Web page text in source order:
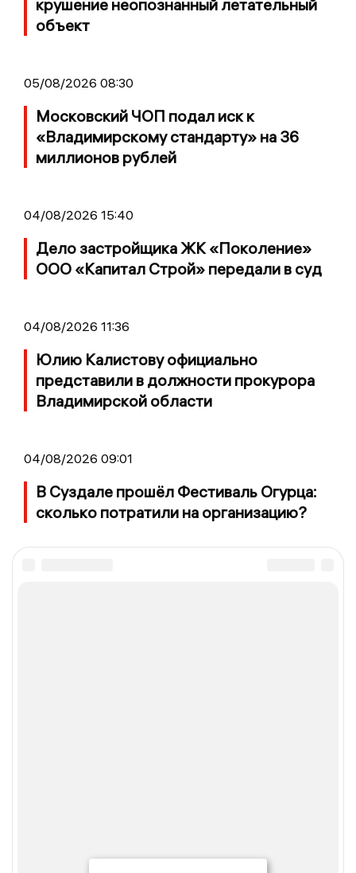
крушение неопознанный летательный
объект
05/08/2026 08:30
Московский ЧОП подал иск к
«Владимирскому стандарту» на 36
миллионов рублей
04/08/2026 15:40
Дело застройщика ЖК «Поколение»
ООО «Капитал Строй» передали в суд
04/08/2026 11:36
Юлию Калистову официально
представили в должности прокурора
Владимирской области
04/08/2026 09:01
В Суздале прошёл Фестиваль Огурца:
сколько потратили на организацию?